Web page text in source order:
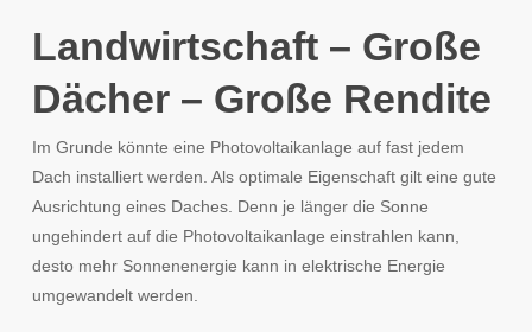
Landwirtschaft – Große
Dächer – Große Rendite
Im Grunde könnte eine Photovoltaikanlage auf fast jedem
Dach installiert werden. Als optimale Eigenschaft gilt eine gute
Ausrichtung eines Daches. Denn je länger die Sonne
ungehindert auf die Photovoltaikanlage einstrahlen kann,
desto mehr Sonnenenergie kann in elektrische Energie
umgewandelt werden.